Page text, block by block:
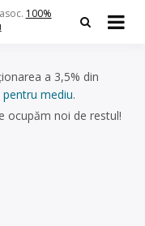
100%
a 3,5% din
mediu.
ocupăm noi de restul!